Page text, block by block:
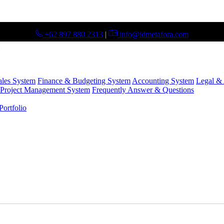
+62 897 880 2313 | info@idmetafora.com
System Finance & Budgeting System Accounting System Legal &
Project Management System Frequently Answer & Questions